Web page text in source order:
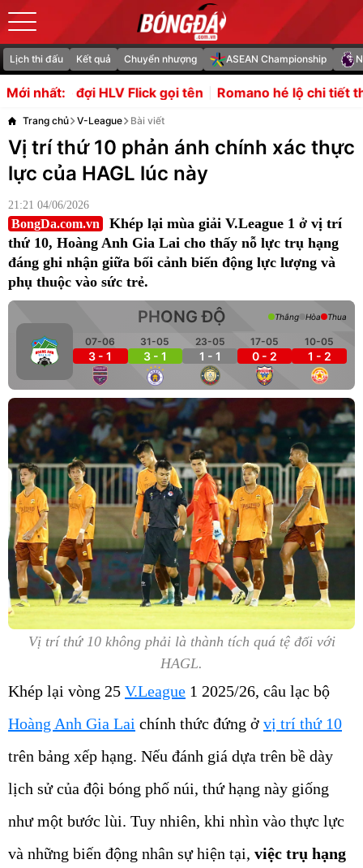
Lịch thi đấu Kết quả Chuyển nhượng ASEAN Championship
Mới nhất:
Flick gọi tên Romano hé lộ chi tiết thương vụ
Trang chủ V-League Bài viết
Vị trí thứ 10 phản ánh chính xác thực
lực của HAGL lúc này
21:21 04/06/2026
BongDa.com.vn
Khép lại mùa giải V.League 1 ở vị trí
thứ 10, Hoàng Anh Gia Lai cho thấy nỗ lực trụ hạng
đáng ghi nhận giữa bối cảnh biến động lực lượng và
phụ thuộc vào sức trẻ.
PHONG ĐỘ
07-06
3 - 1
31-05
3 - 1
23-05
1 - 1
17-05
0 - 2
10-05
1 - 2
Thắng Hòa Thua
Vị trí thứ 10 không phải là thành tích quá tệ đối với
HAGL.
Khép lại vòng 25 V.League 1 2025/26, câu lạc bộ
Hoàng Anh Gia Lai chính thức đứng ở vị trí thứ 10
trên bảng xếp hạng. Nếu đánh giá dựa trên bề dày
lịch sử của đội bóng phố núi, thứ hạng này giống
như một bước lùi. Tuy nhiên, khi nhìn vào thực lực
và những biến động nhân sự hiện tại, việc trụ hạng